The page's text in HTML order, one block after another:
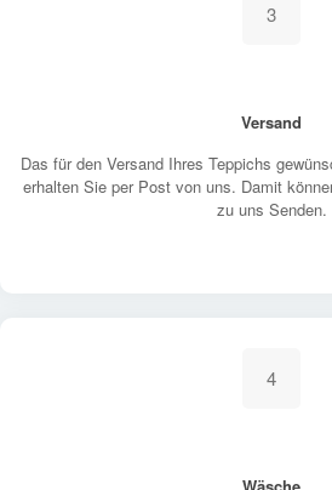
3
Versand
Das für den Versand Ihres Teppichs
erhalten Sie per Post von uns. Damit
zu uns Senden.
4
Wäsche